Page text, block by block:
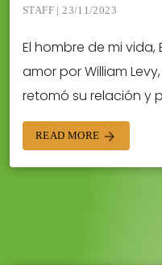
STAFF | 23/11/2023
El hombre de mi vida,
amor por William
retomó su relación y
READ MORE arrow_forward